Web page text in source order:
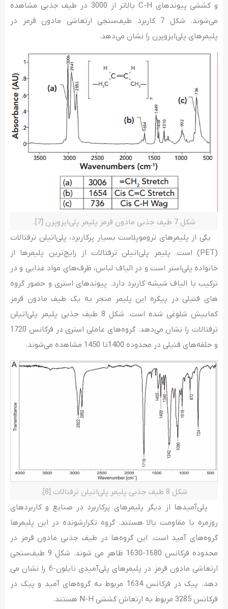
و کششی پیوندهای C-H بالاتر از 3000 در طیف جذبی مشاهده
می‌­شوند. شکل 7 کاربرد طیف‌سنجی ارتعاشی مادون قرمز در
پلیمرهای پلی­‌ایزوپرن را نشان می­‌دهد.
شکل 7 طیف جذبی مادون­ قرمز پلیمر پلی‌­ایزوپرن [7].
یکی از پلیمرهای تروموپلاست بسیار پرکاربرد، پلی‌اتیلن ترفتالات
(PET) است. پلیمر پلی‌اتیلن ترفتالات از رایج‌ترین پلیمرها از
خانواده پلی­‌استر است و در الیاف لباس، ظرف­‌های مواد غذایی و در
ترکیب با الیاف شیشه کاربرد دارد. پیوندهای استری و حضور گرو­ه­‌
های فنیلی در پیکره این پلیمر منجر به یک طیف مادون­ قرمز
کمابیش شلوغی شده است. شکل 8 طیف جذبی پلیمر پلی‌اتیلن
ترفتالات را نشان می­‌دهد. گروه­‌های عاملی استری در فرکانس 1720
و حلقه‌­های فنیلی در محدوده 1400تا 1450 مشاهده می­‌شوند.
شکل 8 طیف جذبی پلیمر پلی‌اتیلن ترفتالات [8].
پلی­‌آمیدها از دیگر پلیمرهای پرکاربرد در صنایع و کاربردهای
روزمره با مقاومت بالا هستند. گروه تکرارشونده در این پلیمرها
گروه­‌های آمید است. این گروه­‌ها در طیف جذبی مادون­ قرمز در
محدوده فرکانس 1680-1630 ظاهر می­ شوند. شکل 9 طیف‌سنجی
ارتعاشی مادون قرمز در پلیمرهای پلی‌­آمیدی نایلون-6 را نشان می­‌
دهد. پیک در فرکانس 1634 مربوط به گروه­‌های آمید و پیک در
فرکانس 3285 مربوط به ارتعاش کششی N-H هستند.